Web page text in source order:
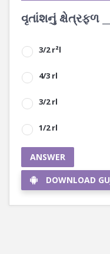
વૃતાંશનું ક્ષેત્રફળ
3/2 r²l
4/3 rl
3/2 rl
1/2 rl
ANSWER
DOWNLOAD